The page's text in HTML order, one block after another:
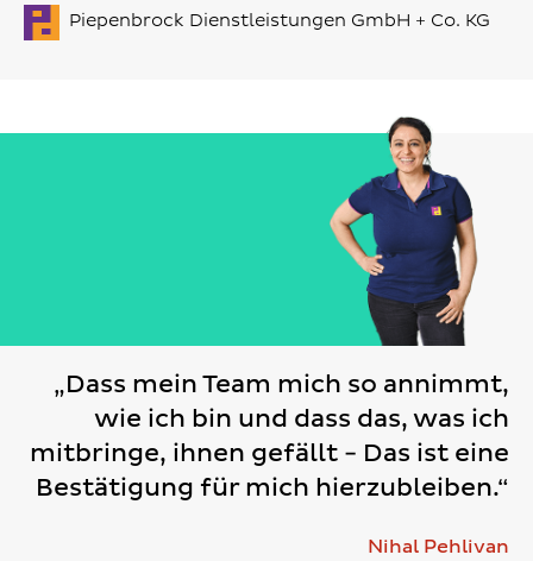
Piepenbrock Dienstleistungen GmbH + Co. KG
„Dass mein Team mich so annimmt,
wie ich bin und dass das, was ich
mitbringe, ihnen gefällt - Das ist eine
Bestätigung für mich hierzubleiben.“
Nihal Pehlivan